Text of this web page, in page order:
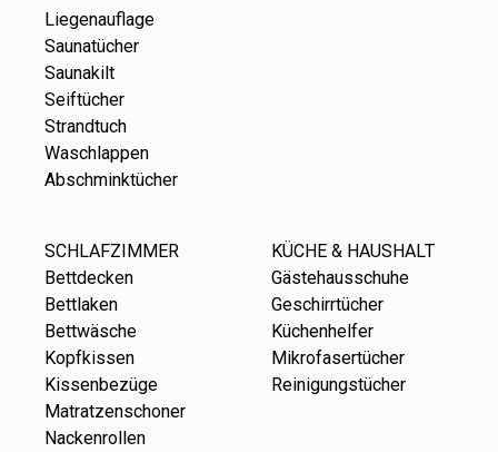
Liegenauflage
Saunatücher
Saunakilt
Seiftücher
Strandtuch
Waschlappen
Abschminktücher
SCHLAFZIMMER
Bettdecken
Bettlaken
Bettwäsche
Kopfkissen
Kissenbezüge
Matratzenschoner
Nackenrollen
KÜCHE & HAUSHALT
Gästehausschuhe
Geschirrtücher
Küchenhelfer
Mikrofasertücher
Reinigungstücher